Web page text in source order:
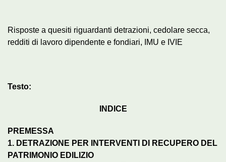
Risposte a quesiti riguardanti detrazioni, cedolare secca,
redditi di lavoro dipendente e fondiari, IMU e IVIE
Testo:
INDICE
PREMESSA
1. DETRAZIONE PER INTERVENTI DI RECUPERO DEL
PATRIMONIO EDILIZIO